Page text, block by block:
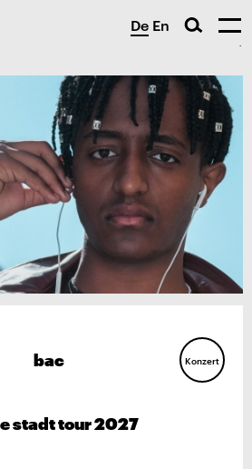
De En
bac Konzert
stadt tour 2027